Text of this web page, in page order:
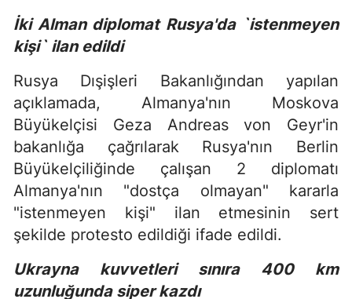
İki Alman diplomat Rusya'da `istenmeyen
kişi` ilan edildi
Rusya Dışişleri Bakanlığından yapılan
açıklamada, Almanya'nın Moskova
Büyükelçisi Geza Andreas von Geyr'in
bakanlığa çağrılarak Rusya'nın Berlin
Büyükelçiliğinde çalışan 2 diplomatı
Almanya'nın "dostça olmayan" kararla
"istenmeyen kişi" ilan etmesinin sert
şekilde protesto edildiği ifade edildi.
Ukrayna kuvvetleri sınıra 400 km
uzunluğunda siper kazdı